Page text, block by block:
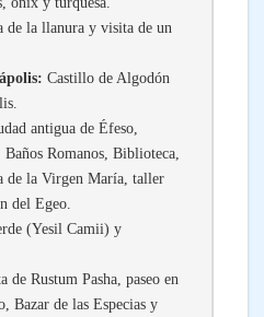
de la llanura y visita de un
Castillo de Algodón
antigua de Éfeso,
Romanos, Biblioteca,
de la Virgen María, taller
del Egeo.
(Yesil Camii) y
de Rustum Pasha, paseo en
Bazar de las Especias y